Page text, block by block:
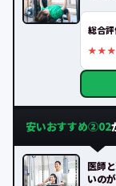
総合
安いおすすめ②02
医師
いの